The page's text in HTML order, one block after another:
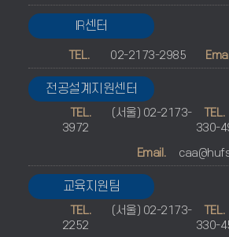
IR센터
TEL. 02-2173-2985
전공설계지원센터
TEL.
(서울) 02-2173-
3972
TEL.
330-
Email.
교육지원팀
TEL.
(서울) 02-2173-
2252
TEL.
330-